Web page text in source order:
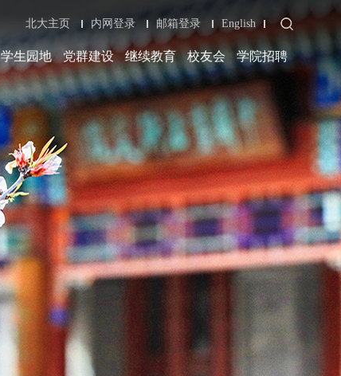
北大主页 内网登录 邮箱登录 English
学生园地 党群建设 继续教育 校友会 学院招聘